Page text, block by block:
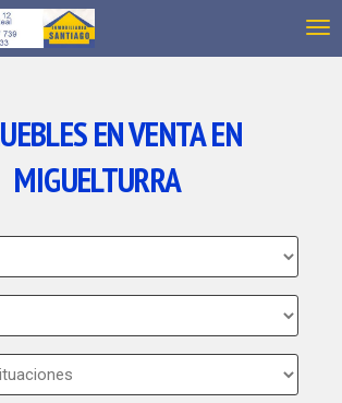
EN VENTA EN
MIGUELTURRA